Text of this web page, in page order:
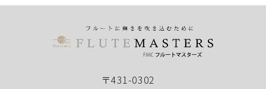
〒431-0302